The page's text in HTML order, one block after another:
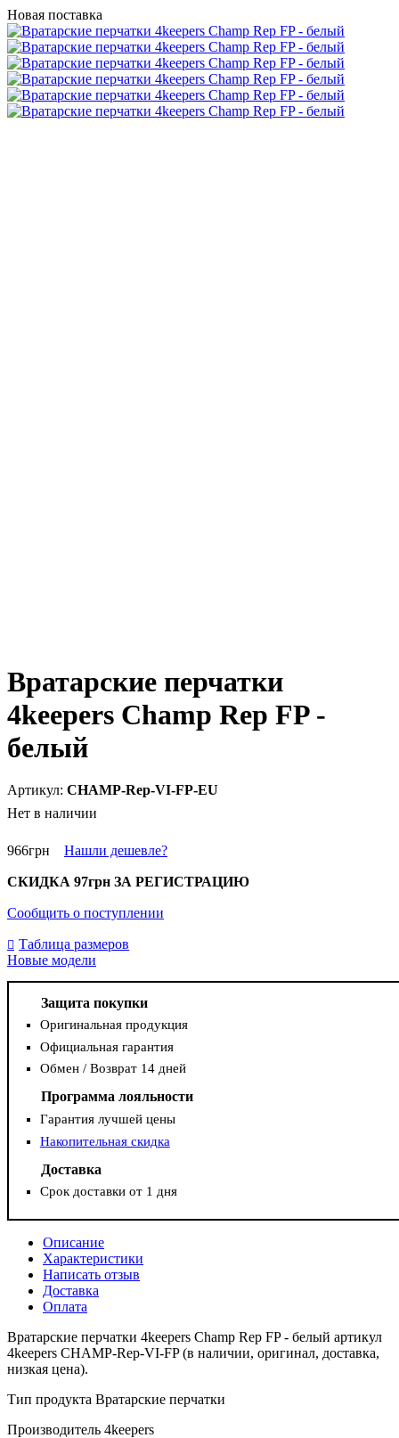
Новая поставка
Вратарские перчатки
4keepers Champ Rep FP -
белый
CHAMP-Rep-VI-FP-EU
Нет в наличии
966грн Нашли дешевле?
СКИДКА 97грн ЗА РЕГИСТРАЦИЮ
Сообщить о поступлении
Таблица размеров
Новые модели
Защита покупки
Оригинальная продукция
Официальная гарантия
Обмен / Возврат 14 дней
Программа лояльности
Гарантия лучшей цены
Накопительная скидка
Доставка
Срок доставки от 1 дня
Описание
Характеристики
Написать отзыв
Доставка
Оплата
Вратарские перчатки 4keepers Champ Rep FP - белый артикул
4keepers CHAMP-Rep-VI-FP (в наличии, оригинал, доставка,
низкая цена).
Тип продукта Вратарские перчатки
Производитель 4keepers